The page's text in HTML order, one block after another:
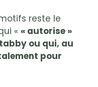
reste le
« « autorise »
ou qui, au
pour